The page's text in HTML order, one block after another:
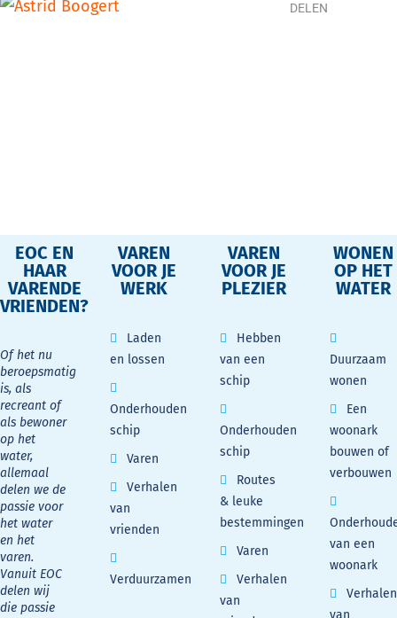
DELEN
EOC EN
HAAR
VARENDE
VRIENDEN?
Of het nu
beroepsmatig
is, als
recreant of
als bewoner
op het
water,
allemaal
delen we de
passie voor
het water
en het
varen.
Vanuit EOC
delen wij
die passie
VAREN
VOOR JE
WERK
Laden
en lossen
Onderhouden
schip
Varen
Verhalen
van
vrienden
Verduurzamen
VAREN
VOOR JE
PLEZIER
Hebben
van een
schip
Onderhouden
schip
Routes
& leuke
bestemmingen
Varen
Verhalen
van
WONEN
OP HET
WATER
Duurzaam
wonen
Een
woonark
bouwen of
verbouwen
van een
woonark
Verhalen
van